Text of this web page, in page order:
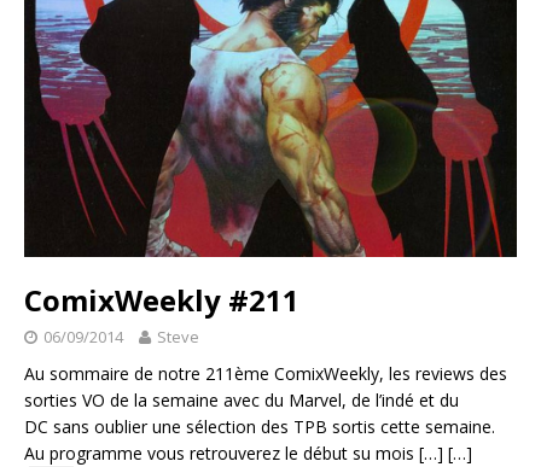
ComixWeekly #211
06/09/2014 Steve
Au sommaire de notre 211ème ComixWeekly, les reviews des
sorties VO de la semaine avec du Marvel, de l’indé et du
DC sans oublier une sélection des TPB sortis cette semaine.
Au programme vous retrouverez le début su mois […] […]